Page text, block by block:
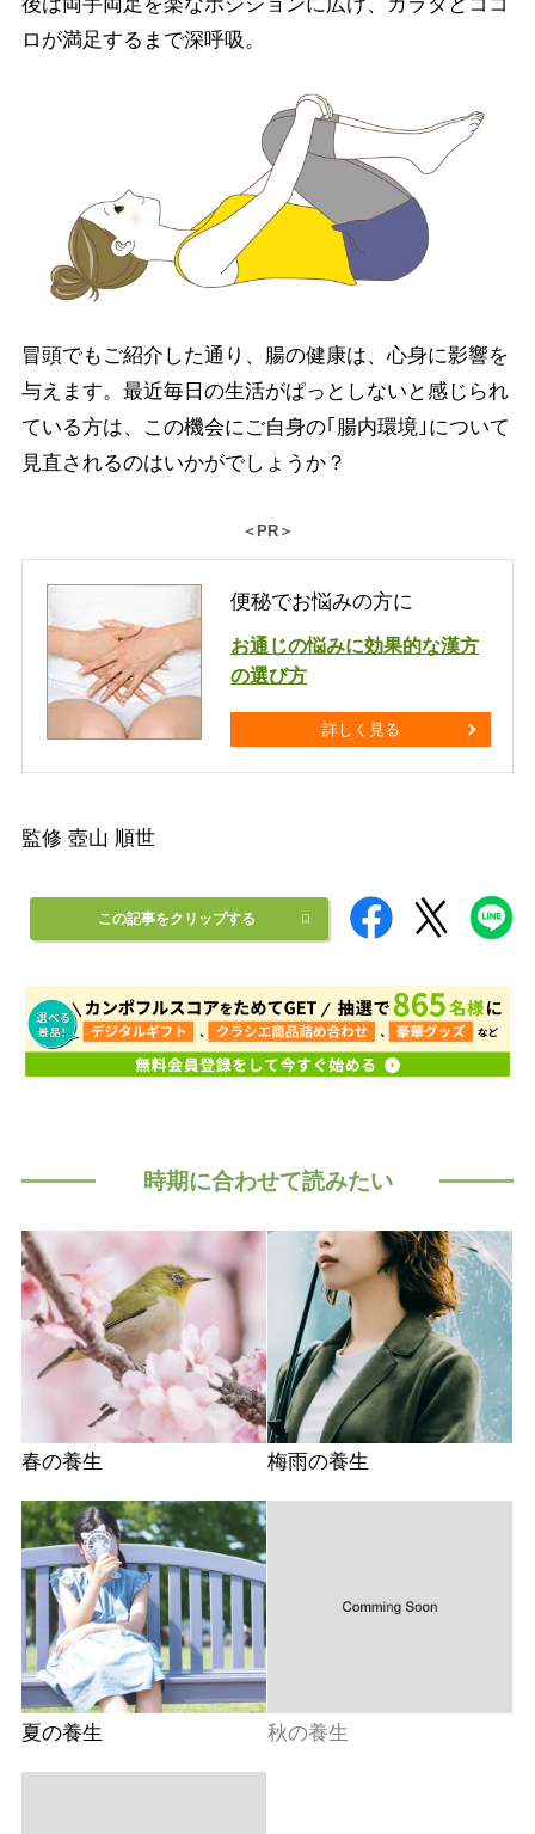
後は両手両足を楽なポジションに広げ、カラダとココ
ロが満足するまで深呼吸。
冒頭でもご紹介した通り、腸の健康は、心身に影響を
与えます。最近毎日の生活がぱっとしないと感じられ
ている方は、この機会にご自身の｢腸内環境｣について
見直されるのはいかがでしょうか？
＜PR＞
便秘でお悩みの方に
お通じの悩みに効果的な漢方
の選び方
詳しく見る
監修 壺山 順世
この記事をクリップする
時期に合わせて読みたい
春の養生 梅雨の養生
夏の養生 秋の養生